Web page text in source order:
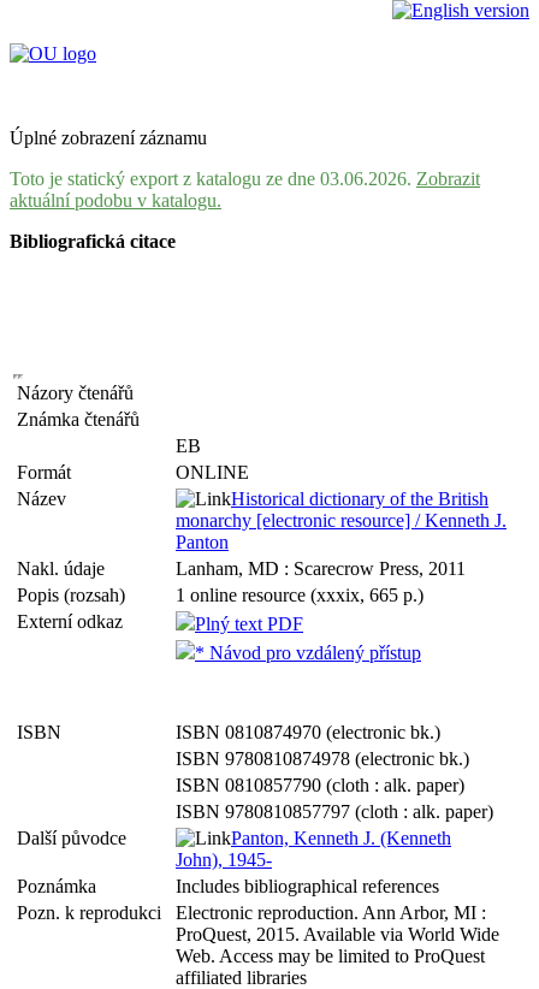
Úplné zobrazení záznamu
Toto je statický export z katalogu ze dne 03.06.2026. Zobrazit
aktuální podobu v katalogu.
Bibliografická citace
Názory čtenářů
Známka čtenářů
EB
Formát
ONLINE
Název
Historical dictionary of the British
monarchy [electronic resource] / Kenneth J.
Panton
Nakl. údaje
Lanham, MD : Scarecrow Press, 2011
Popis (rozsah)
1 online resource (xxxix, 665 p.)
Externí odkaz
Plný text PDF
* Návod pro vzdálený přístup
ISBN
ISBN 0810874970 (electronic bk.)
ISBN 9780810874978 (electronic bk.)
ISBN 0810857790 (cloth : alk. paper)
ISBN 9780810857797 (cloth : alk. paper)
Další původce
Panton, Kenneth J. (Kenneth
John), 1945-
Poznámka
Includes bibliographical references
Pozn. k reprodukci
Electronic reproduction. Ann Arbor, MI :
ProQuest, 2015. Available via World Wide
Web. Access may be limited to ProQuest
affiliated libraries